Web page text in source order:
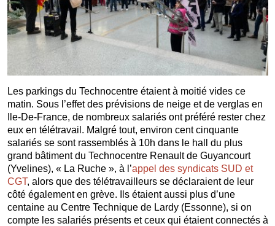
Les parkings du Technocentre étaient à moitié vides ce
matin. Sous l’effet des prévisions de neige et de verglas en
Ile-De-France, de nombreux salariés ont préféré rester chez
eux en télétravail. Malgré tout, environ cent cinquante
salariés se sont rassemblés à 10h dans le hall du plus
grand bâtiment du Technocentre Renault de Guyancourt
(Yvelines), « La Ruche », à l’appel des syndicats SUD et
CGT, alors que des télétravailleurs se déclaraient de leur
côté également en grève. Ils étaient aussi plus d’une
centaine au Centre Technique de Lardy (Essonne), si on
compte les salariés présents et ceux qui étaient connectés à